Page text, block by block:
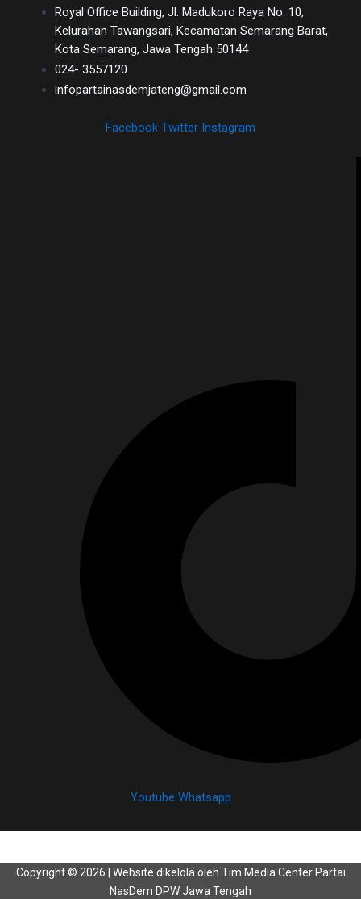
Royal Office Building, Jl. Madukoro Raya No. 10,
Kelurahan Tawangsari, Kecamatan Semarang Barat,
Kota Semarang, Jawa Tengah 50144
024- 3557120
infopartainasdemjateng@gmail.com
Facebook Twitter Instagram
Youtube Whatsapp
Copyright © 2026 | Website dikelola oleh Tim Media Center Partai
NasDem DPW Jawa Tengah